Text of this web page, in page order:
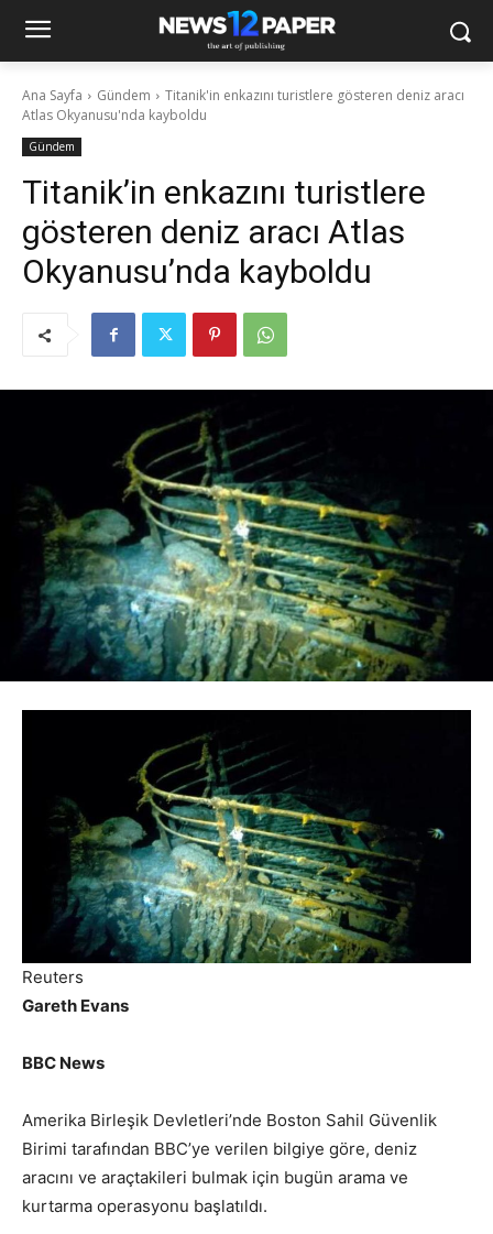
Ana Sayfa Gündem
Titanik'in enkazını turistlere gösteren deniz aracı
Atlas Okyanusu'nda kayboldu
Gündem
Titanik’in enkazını turistlere
gösteren deniz aracı Atlas
Okyanusu’nda kayboldu
Reuters
Gareth Evans
BBC News
Amerika Birleşik Devletleri’nde Boston Sahil Güvenlik
Birimi tarafından BBC’ye verilen bilgiye göre, deniz
aracını ve araçtakileri bulmak için bugün arama ve
kurtarma operasyonu başlatıldı.